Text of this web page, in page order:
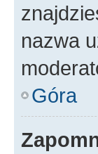
nazwa
Góra